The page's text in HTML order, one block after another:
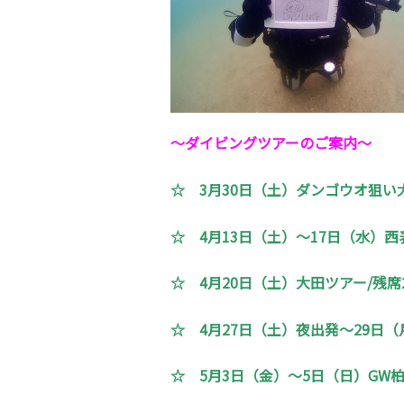
～ダイビングツアーのご案内～
☆3月30日（土）ダンゴウオ狙い
☆4月13日（土）～17日（水）西
☆4月20日（土）大田ツアー/残席
☆4月27日（土）夜出発～29日（
☆5月3日（金）～5日（日）GW